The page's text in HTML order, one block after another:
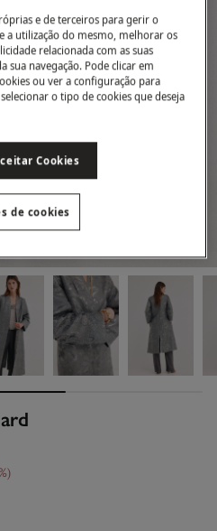
e de terceiros para gerir o
a utilização do mesmo, melhorar os
relacionada com as suas
sua navegação. Pode clicar em
ou ver a configuração para
o tipo de cookies que deseja
Cookies
de cookies